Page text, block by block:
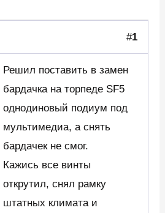
#1
Решил поставить в замен
бардачка на торпеде SF5
однодиновый подиум под
мультимедиа, а снять
бардачек не смог.
Кажись все винты
открутил, снял рамку
штатных климата и